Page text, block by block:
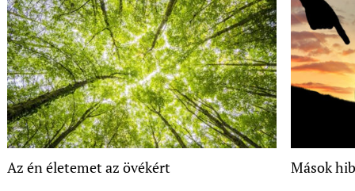
Az én életemet az övékért Mások